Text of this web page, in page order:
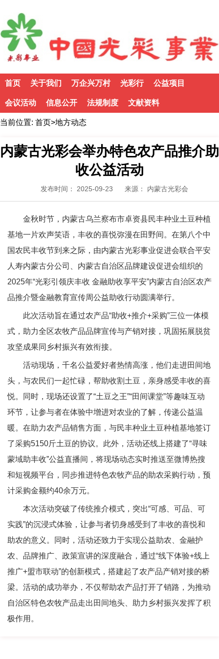
首页 关于我们 万企兴万村 光彩行 公益项目
会议活动 信息公开 法规制度 文献资料
当前位置: 首页>地方动态
内蒙古光彩会举办特色农产品推介助
收公益活动
发布时间： 2025-09-23 来源： 内蒙古光彩会
金秋时节，内蒙古乌兰察布市卓资县民丰种业土豆种植
基地一片欢声笑语，丰收的喜悦弥漫在田野间。在第八个中
国农民丰收节到来之际，由内蒙古光彩事业促进会联合平安
人寿内蒙古分公司、内蒙古自治区品牌建设促进会组织的
2025年“光彩引领庆丰收 金融助收享平安”内蒙古自治区农产
品推介暨金融教育宣传周公益助收行动圆满举行。
此次活动旨在通过农产品“助收+推介+采购”三位一体模
式，助力全区农牧产品品牌宣传与产销对接，巩固拓展脱贫
攻坚成果同乡村振兴有效衔接。
活动现场，千名公益爱好者热情高涨，他们走进田间地
头，与农民们一起忙碌，帮助收割土豆，亲身感受丰收的喜
悦。同时，现场还设置了“土豆之王”“田间课堂”等趣味互动
环节，让参与者在体验中增进对农业的了解，传递公益温
暖。在助力农产品销售方面，与民丰种业土豆种植基地签订
了采购5150斤土豆的协议。此外，活动还线上搭建了“寻味
蒙域助丰收”公益直播间，将现场动态实时推送至微博热搜
和短视频平台，同步推进特色农牧产品的助农采购行动，预
计采购金额约40余万元。
本次活动突破了传统推介模式，突出“可感、可品、可
实践”的沉浸式体验，让参与者切身感受到了丰收的喜悦和
助农的意义。同时，活动还致力于实现公益助农、金融护
农、品牌推广、政策宣讲的深度融合，通过“线下体验+线上
推广+盟市联动”的创新模式，搭建起了农产品产销对接的桥
梁。活动的成功举办，不仅帮助农产品打开了销路，为推动
自治区特色农牧产品走出田间地头、助力乡村振兴发挥了积
极作用。